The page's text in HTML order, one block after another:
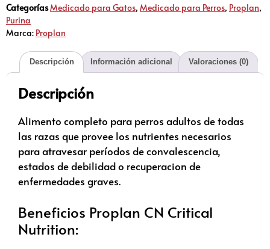
CategoríasMedicado para Gatos, Medicado para Perros, Proplan,
Purina
Marca: Proplan
Descripción Información adicional Valoraciones (0)
Descripción
Alimento completo para perros adultos de todas
las razas que provee los nutrientes necesarios
para atravesar períodos de convalescencia,
estados de debilidad o recuperacion de
enfermedades graves.
Beneficios Proplan CN Critical
Nutrition: